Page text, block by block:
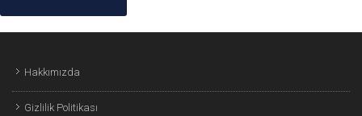
Hakkımızda
Gizlilik Politikası